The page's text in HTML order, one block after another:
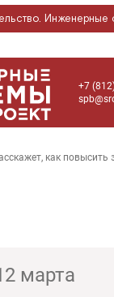
Инженерные
+7
как повысить
марта